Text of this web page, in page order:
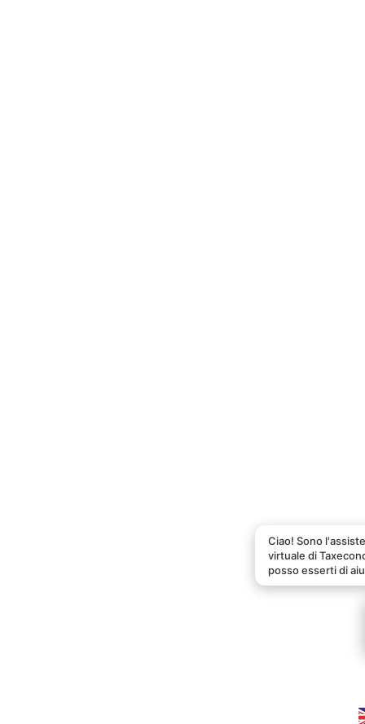
Ciao! Sono
virtuale di
posso esserti di